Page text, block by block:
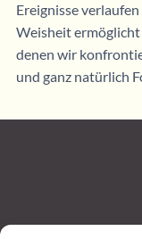
Ereignisse
Weisheit
denen wir
und ganz natürlich